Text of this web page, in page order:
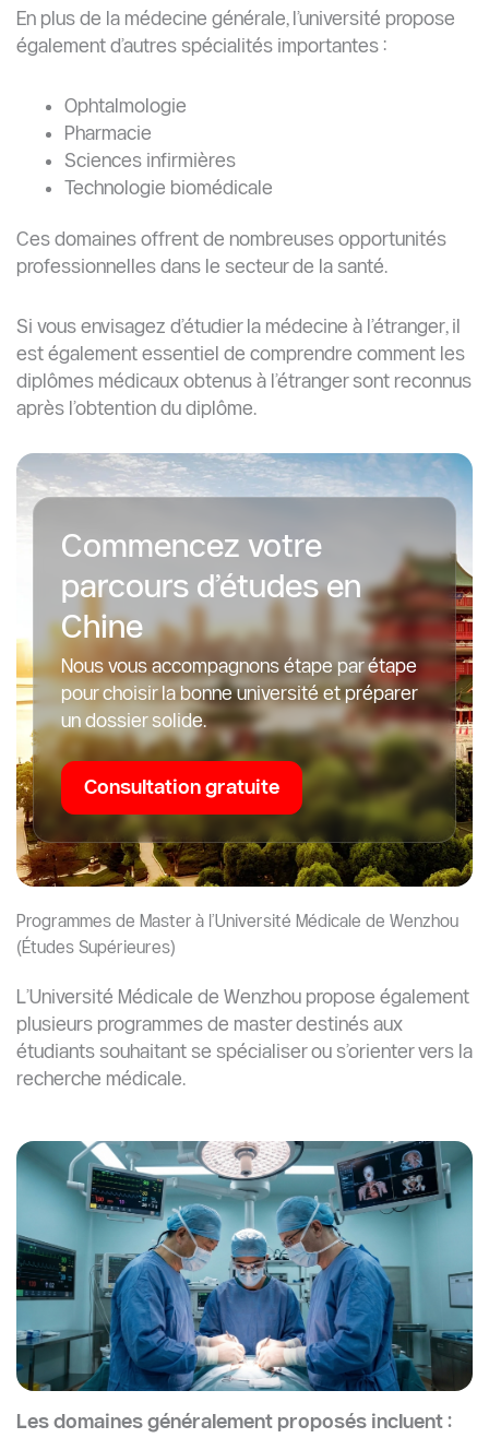
En plus de la médecine générale, l’université propose
également d’autres spécialités importantes :
Ophtalmologie
Pharmacie
Sciences infirmières
Technologie biomédicale
Ces domaines offrent de nombreuses opportunités
professionnelles dans le secteur de la santé.
Si vous envisagez d’étudier la médecine à l’étranger, il
est également essentiel de comprendre comment les
diplômes médicaux obtenus à l’étranger sont reconnus
après l’obtention du diplôme.
Commencez votre
parcours d’études en
Chine
Nous vous accompagnons étape par étape
pour choisir la bonne université et préparer
un dossier solide.
Consultation gratuite
Programmes de Master à l’Université Médicale de Wenzhou
(Études Supérieures)
L’Université Médicale de Wenzhou propose également
plusieurs programmes de master destinés aux
étudiants souhaitant se spécialiser ou s’orienter vers la
recherche médicale.
Les domaines généralement proposés incluent :